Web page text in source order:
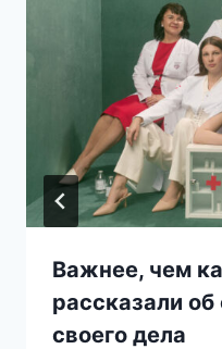
Важнее, чем
рассказали об
своего дела